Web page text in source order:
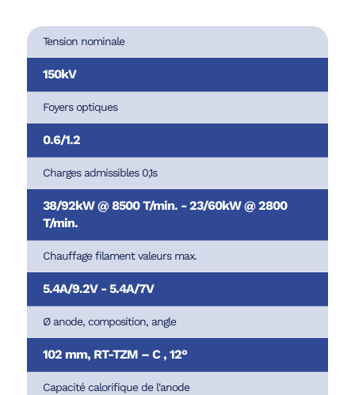
Tension nominale
150kV
Foyers optiques
0.6/1.2
Charges admissibles 0,1s
38/92kW @ 8500 T/min. - 23/60kW @ 2800
T/min.
Chauffage filament valeurs max.
5.4A/9.2V - 5.4A/7V
Ø anode, composition, angle
102 mm, RT-TZM – C , 12°
Capacité calorifique de l'anode